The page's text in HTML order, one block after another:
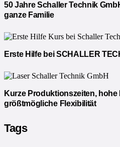
50 Jahre Schaller Technik
ganze Familie
Erste Hilfe bei SCHALLER
Kurze Produktionszeiten, hohe
größtmögliche Flexibilität
Tags